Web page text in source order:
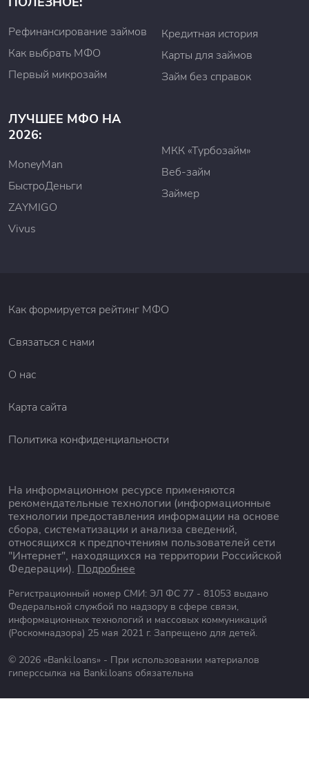
Рефинансирование займов
Как выбрать МФО
Первый микрозайм
Кредитная история
Карты для займов
Займ без справок
ЛУЧШЕЕ МФО НА
2026:
MoneyMan
БыстроДеньги
ZAYMIGO
Vivus
МКК «Турбозайм»
Веб-займ
Займер
Как формируется рейтинг МФО
Связаться с нами
О нас
Карта сайта
Политика конфиденциальности
На информационном ресурсе применяются
рекомендательные технологии (информационные
технологии предоставления информации на основе
сбора, систематизации и анализа сведений,
относящихся к предпочтениям пользователей сети
"Интернет", находящихся на территории Российской
Федерации). Подробнее
Регистрационный номер СМИ: ЭЛ ФС 77 - 81053 выдано
Федеральной службой по надзору в сфере связи,
информационных технологий и массовых коммуникаций
(Роскомнадзора) 25 мая 2021 г. Запрещено для детей.
© 2026 «Banki.loans» - При использовании материалов
гиперссылка на Banki.loans обязательна